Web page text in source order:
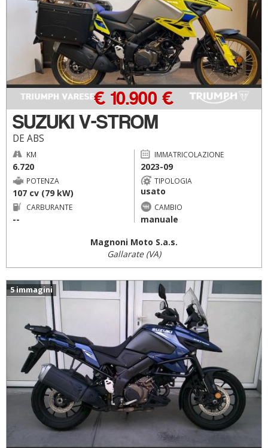
SUZUKI V-STROM
DE ABS
€ 10.900 €
KM
6.720
IMMATRICOLAZIONE
2023-09
POTENZA
107 cv (79 kW)
TIPOLOGIA
usato
CARBURANTE
--
CAMBIO
manuale
Magnoni Moto S.a.s.
Gallarate (VA)
5 immagini